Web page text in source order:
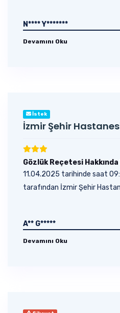
N**** Y*******
Devamını Oku
İstek
İzmir Şehir
Gözlük Reçetesi
11.04.2025 tarihinde saat
tarafından İzmir Şehir
A** G*****
Devamını Oku